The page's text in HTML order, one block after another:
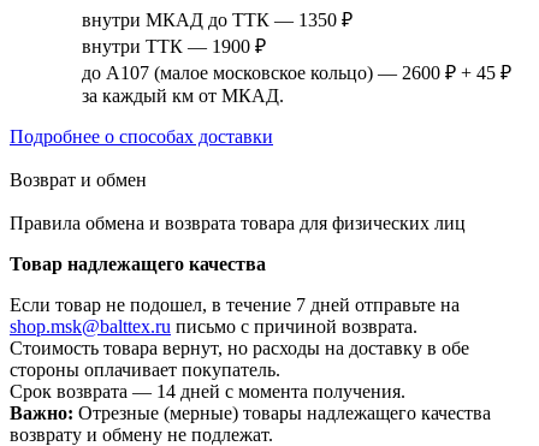
внутри МКАД до ТТК — 1350 ₽
внутри ТТК — 1900 ₽
до А107 (малое московское кольцо) — 2600 ₽ + 45 ₽
за каждый км от МКАД.
Подробнее о способах доставки
Возврат и обмен
Правила обмена и возврата товара для физических лиц
Товар надлежащего качества
Если товар не подошел, в течение 7 дней отправьте на
shop.msk@balttex.ru письмо с причиной возврата.
Стоимость товара вернут, но расходы на доставку в обе
стороны оплачивает покупатель.
Срок возврата — 14 дней с момента получения.
Важно: Отрезные (мерные) товары надлежащего качества
возврату и обмену не подлежат.